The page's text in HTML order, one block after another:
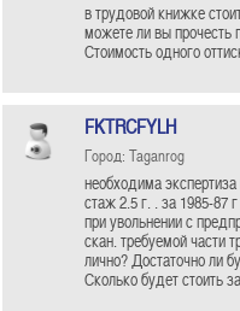
в трудовой книжке
можете ли вы прочесть
Стоимость одного
FKTRCFYLH
Город: Taganrog
необходима
стаж 2.5 г. . за 1985-87
при увольнении с
скан. требуемой части
лично? Достаточно ли
Сколько будет стоить